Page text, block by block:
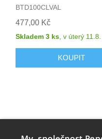
BTD100CLVAL
477,00 Kč
Skladem 3 ks ,v úterý 11.8.